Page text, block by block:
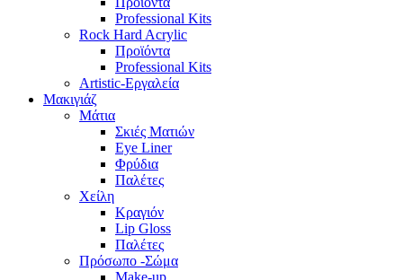
Professional Kits
Rock Hard Acrylic
Προϊόντα
Professional Kits
Artistic-Εργαλεία
Μακιγιάζ
Μάτια
Σκιές Ματιών
Eye Liner
Φρύδια
Παλέτες
Χείλη
Κραγιόν
Lip Gloss
Παλέτες
Πρόσωπο -Σώμα
Make-up